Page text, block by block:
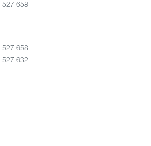
527 658
527 658
527 632